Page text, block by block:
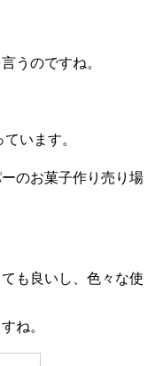
うのですね。
います。
のお菓子作り売り場
も良いし、色々な使
ね。